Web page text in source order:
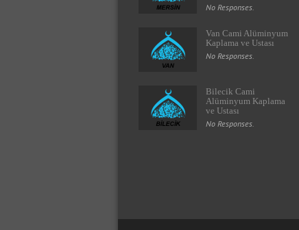
No Responses.
Van Cami Alüminyum
Kaplama ve Ustası
No Responses.
Bilecik Cami
Alüminyum Kaplama
ve Ustası
No Responses.